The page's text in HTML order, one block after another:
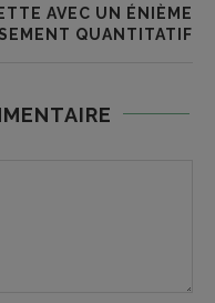
AVEC UN ÉNIÈME
QUANTITATIF